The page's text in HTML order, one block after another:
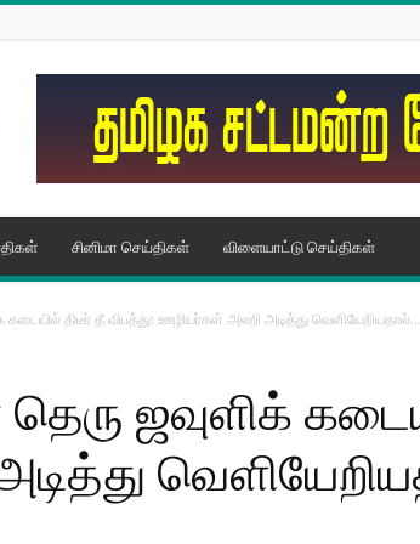
சினிமா செய்திகள் விளையாட்டு செய்திகள்
கடையில் திடீர் தீ விபத்து: ஊழியர்கள் அலறி அடித்து வெளியேறியதால்...
ஜவுளிக்